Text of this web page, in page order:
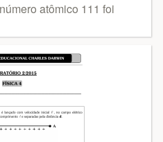
atômico 111 foi